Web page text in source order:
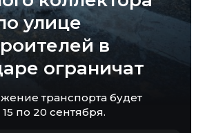
улице
в
ограничат
транспорта будет
по 20 сентября.